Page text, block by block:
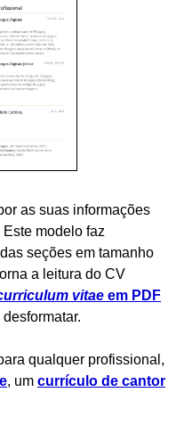
as suas informações
modelo faz
seções em tamanho
a leitura do CV
vitae em PDF
qualquer profissional,
, um currículo de cantor